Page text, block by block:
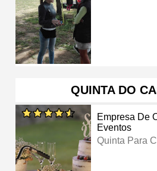
QUINTA DO
Empresa De
Eventos
Quinta Para